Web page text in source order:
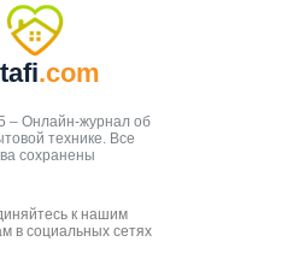
.com
– Онлайн-журнал об
технике. Все
сохранены
к нашим
в социальных сетях